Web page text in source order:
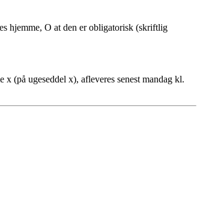
hjemme, O at den er obligatorisk (skriftlig
(på ugeseddel x), afleveres senest mandag kl.